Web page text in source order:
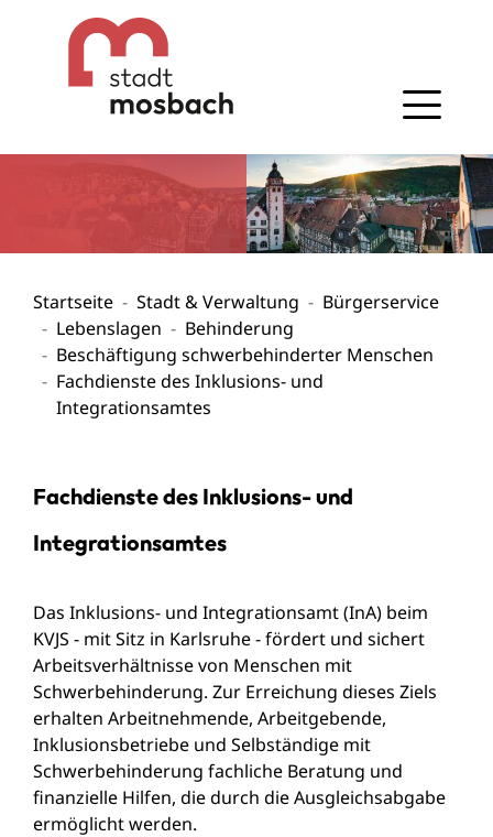
Gehe zum Navigationsbereich
Gehe zum Inhalt
Startseite Stadt & Verwaltung
Bürgerservice
Lebenslagen
Behinderung
Beschäftigung schwerbehinderter Menschen
Fachdienste des Inklusions- und
Integrationsamtes
Fachdienste des Inklusions- und
Integrationsamtes
Das Inklusions- und Integrationsamt (InA) beim
KVJS - mit Sitz in Karlsruhe - fördert und sichert
Arbeitsverhältnisse von Menschen mit
Schwerbehinderung. Zur Erreichung dieses Ziels
erhalten Arbeitnehmende, Arbeitgebende,
Inklusionsbetriebe und Selbständige mit
Schwerbehinderung fachliche Beratung und
finanzielle Hilfen, die durch die Ausgleichsabgabe
ermöglicht werden.